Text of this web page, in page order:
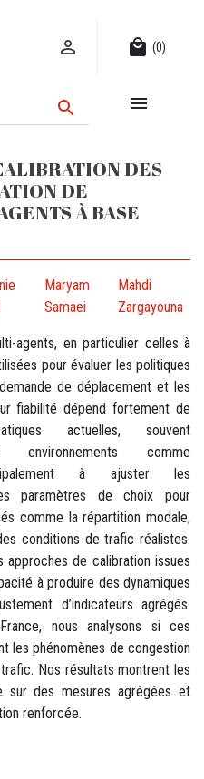
 local_mall (0)
 
DES
DE
À BASE
Maryam
Samaei
Mahdi
Zargayouna
agents, en particulier celles à
pour évaluer les politiques
de déplacement et les
fiabilité dépend fortement de
actuelles, souvent
comme
à ajuster les
paramètres de choix pour
comme la répartition modale,
conditions de trafic réalistes.
de calibration issues
à produire des dynamiques
d’indicateurs agrégés.
nous analysons si ces
les phénomènes de congestion
Nos résultats montrent les
sur des mesures agrégées et
renforcée.